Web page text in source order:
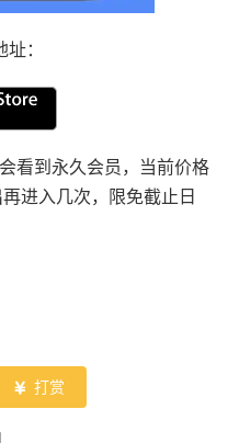
：
看到永久会员，当前价格
进入几次，限免截止日
 打赏